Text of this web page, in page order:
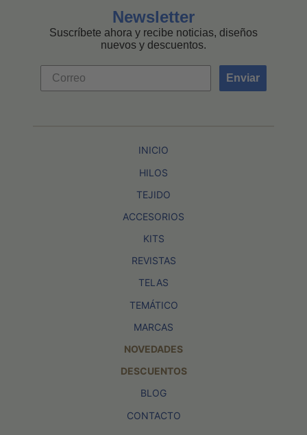
Newsletter
Suscríbete ahora y recibe noticias, diseños
nuevos y descuentos.
Enviar
INICIO
HILOS
TEJIDO
ACCESORIOS
KITS
REVISTAS
TELAS
TEMÁTICO
MARCAS
NOVEDADES
DESCUENTOS
BLOG
CONTACTO